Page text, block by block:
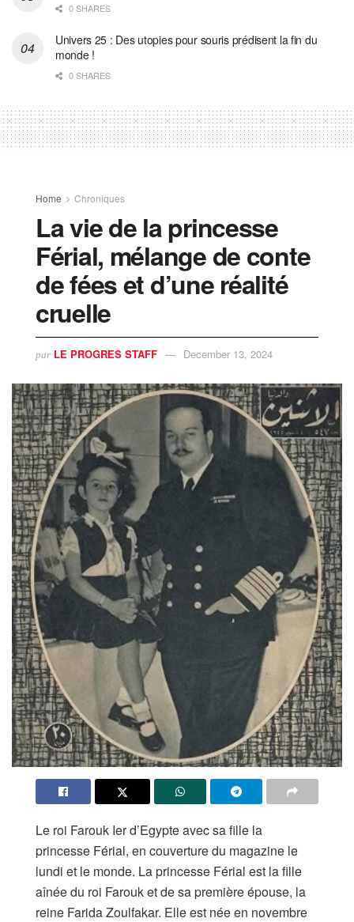
0 SHARES
Univers 25 : Des utopies pour souris prédisent la fin du
monde !
0 SHARES
Home Chroniques
La vie de la princesse
Férial, mélange de conte
de fées et d’une réalité
cruelle
par LE PROGRES STAFF December 13, 2024
Le roi Farouk Ier d’Egypte avec sa fille la
princesse Férial, en couverture du magazine le
lundi et le monde. La princesse Férial est la fille
aînée du roi Farouk et de sa première épouse, la
reine Farida Zoulfakar. Elle est née en novembre